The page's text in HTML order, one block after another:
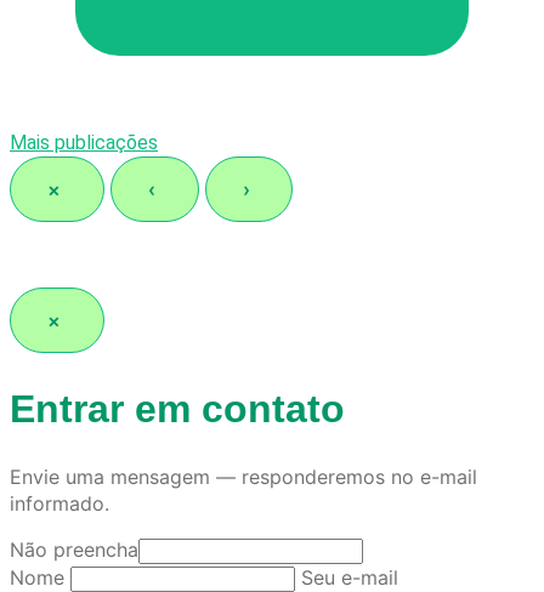
Mais publicações
× ‹ ›
×
Entrar em contato
Envie uma mensagem — responderemos no e-mail
informado.
Não preencha
Nome
Seu e-mail